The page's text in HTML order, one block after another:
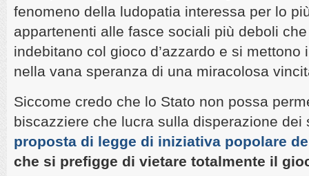
fenomeno della ludopatia interessa per lo
appartenenti alle fasce sociali più deboli
indebitano col gioco d’azzardo e si mettono
nella vana speranza di una miracolosa
Siccome credo che lo Stato non possa
biscazziere che lucra sulla disperazione
proposta di legge di iniziativa popolare
che si prefigge di vietare totalmente il